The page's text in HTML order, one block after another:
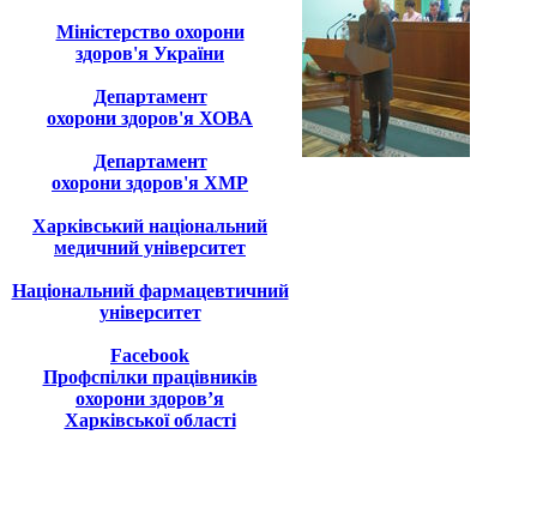
Міністерство охорони
здоров'я України
Департамент
охорони здоров'я ХОВА
Департамент
охорони здоров'я ХМР
Харківський національний
медичний університет
Національний фармацевтичний
університет
Facebook
Профспілки працівників
охорони здоров’я
Харківської області